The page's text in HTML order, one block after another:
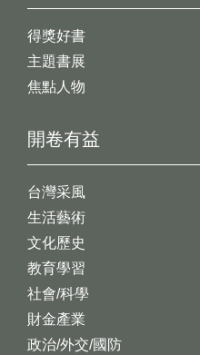
開卷有益
台灣采風
生活藝術
文化歷史
教育學習
社會/科學
財金產業
政治/外交/國防
得獎好書
主題書展
焦點人物